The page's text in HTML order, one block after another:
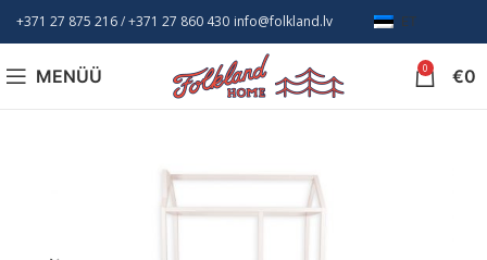
+371 27 875 216/ +371 27 860 430 info@folkland.lv ET
MENÜÜ 0 €0